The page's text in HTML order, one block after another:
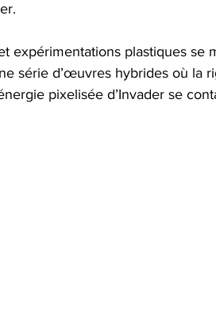
expérimentations plastiques se
série d’œuvres hybrides où la
pixelisée d’Invader se